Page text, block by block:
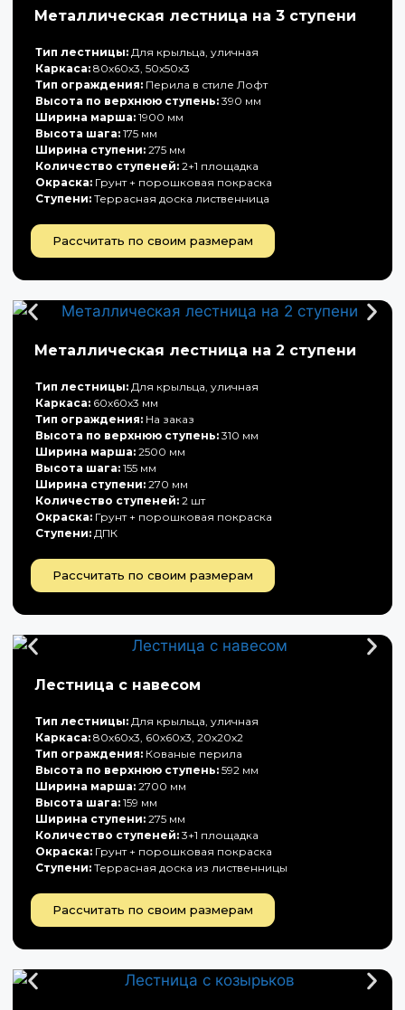
Металлическая лестница на 3 ступени
Тип лестницы: Для крыльца, уличная
Каркаса: 80х60х3, 50х50х3
Тип ограждения: Перила в стиле Лофт
Высота по верхнюю ступень: 390 мм
Ширина марша: 1900 мм
Высота шага: 175 мм
Ширина ступени: 275 мм
Количество ступеней: 2+1 площадка
Окраска: Грунт + порошковая покраска
Ступени: Террасная доска лиственница
Рассчитать по своим размерам
Металлическая лестница на 2 ступени
Тип лестницы: Для крыльца, уличная
Каркаса: 60х60х3 мм
Тип ограждения: На заказ
Высота по верхнюю ступень: 310 мм
Ширина марша: 2500 мм
Высота шага: 155 мм
Ширина ступени: 270 мм
Количество ступеней: 2 шт
Окраска: Грунт + порошковая покраска
Ступени: ДПК
Рассчитать по своим размерам
Лестница с навесом
Тип лестницы: Для крыльца, уличная
Каркаса: 80х60х3, 60х60х3, 20х20х2
Тип ограждения: Кованые перила
Высота по верхнюю ступень: 592 мм
Ширина марша: 2700 мм
Высота шага: 159 мм
Ширина ступени: 275 мм
Количество ступеней: 3+1 площадка
Окраска: Грунт + порошковая покраска
Ступени: Террасная доска из лиственницы
Рассчитать по своим размерам